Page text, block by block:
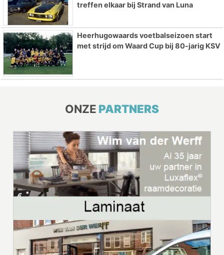
treffen elkaar bij Strand van Luna
Heerhugowaards voetbalseizoen start
met strijd om Waard Cup bij 80-jarig KSV
ONZE PARTNERS